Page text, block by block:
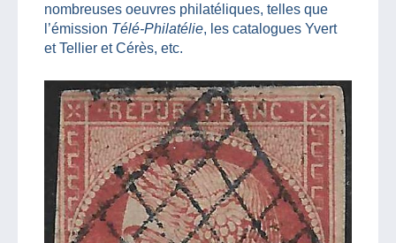
nombreuses oeuvres philatéliques, telles que
l’émission Télé-Philatélie, les catalogues Yvert
et Tellier et Cérès, etc.